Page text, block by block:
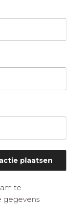
te
gegevens